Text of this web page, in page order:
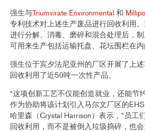
强生与Triumvirate Environmental 和
专利技术对上述生产废品进行回收利用
进行分解、消毒、磨碎和混合处理后，制
可用来生产包括运输托盘、花坛围栏在内
强生位于宾夕法尼亚州的厂区开展了上
回收利用了近50吨一次性产品。
“这项创新工艺不仅能创造就业，还能节
作为协助将该计划引入马尔文厂区的
哈里森（Crystal Harrison）表示，“员工
回收利用，而不是被倒入垃圾捣碎，也